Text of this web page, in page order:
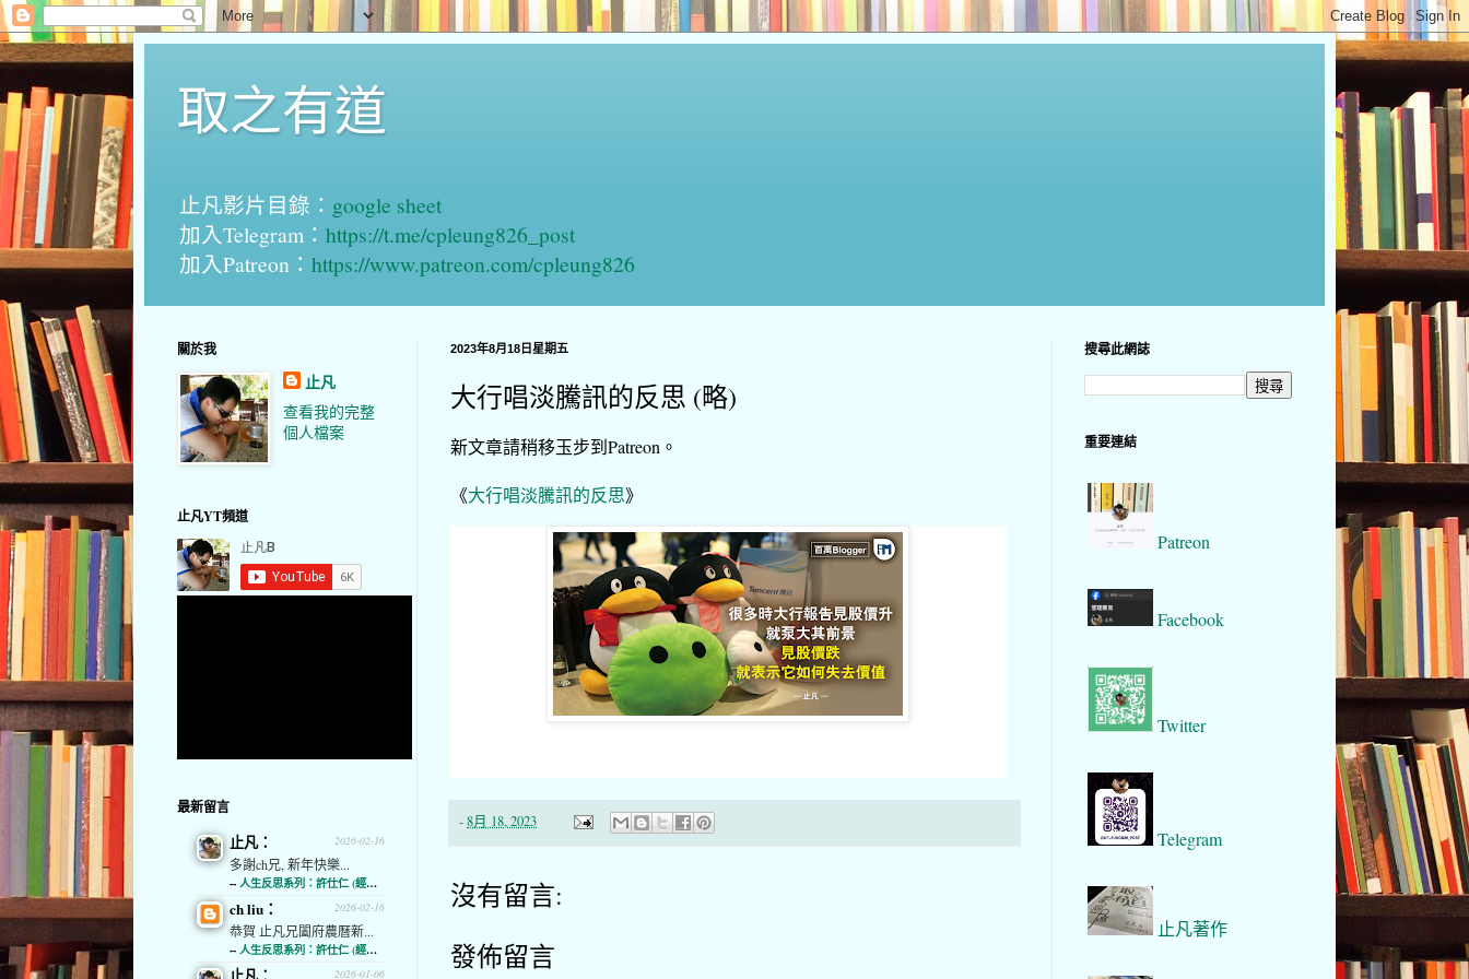
取之有道
止凡影片目錄： google sheet
加入Telegram： https://t.me/cpleung826_post
加入Patreon： https://www.patreon.com/cpleung826
2023年8月18日星期五
大行唱淡騰訊的反思 (略)
新文章請稍移玉步到Patreon。
《大行唱淡騰訊的反思》
-8月 18, 2023
沒有留言:
發佈留言
關於我
止凡
查看我的完整
個人檔案
止凡YT頻道
最新留言
2026-02-16
止凡：
多謝ch兄, 新年快樂...
-- 人生反思系列：許仕仁 (經濟通)
2026-02-16
ch liu：
恭賀 止凡兄闔府農曆新...
-- 人生反思系列：許仕仁 (經濟通)
2026-01-06
搜尋此網誌
重要連結
Patreon
Facebook
Twitter
Telegram
止凡著作